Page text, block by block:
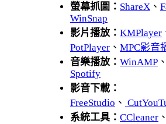
螢幕抓圖： ShareX 、
WinSnap
影片播放： KMPlayer
PotPlayer 、 MPC影音
音樂播放： WinAMP 、
Spotify
影音下載：
FreeStudio 、
系統工具： CCleaner 、